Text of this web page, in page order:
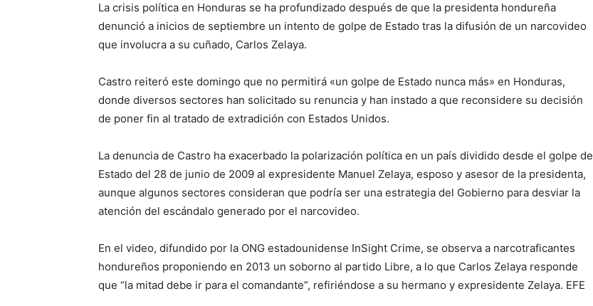
La crisis política en Honduras se ha profundizado después de que la presidenta hondureña
denunció a inicios de septiembre un intento de golpe de Estado tras la difusión de un narcovideo
que involucra a su cuñado, Carlos Zelaya.
Castro reiteró este domingo que no permitirá «un golpe de Estado nunca más» en Honduras,
donde diversos sectores han solicitado su renuncia y han instado a que reconsidere su decisión
de poner fin al tratado de extradición con Estados Unidos.
La denuncia de Castro ha exacerbado la polarización política en un país dividido desde el golpe de
Estado del 28 de junio de 2009 al expresidente Manuel Zelaya, esposo y asesor de la presidenta,
aunque algunos sectores consideran que podría ser una estrategia del Gobierno para desviar la
atención del escándalo generado por el narcovideo.
En el video, difundido por la ONG estadounidense InSight Crime, se observa a narcotraficantes
hondureños proponiendo en 2013 un soborno al partido Libre, a lo que Carlos Zelaya responde
que “la mitad debe ir para el comandante”, refiriéndose a su hermano y expresidente Zelaya. EFE